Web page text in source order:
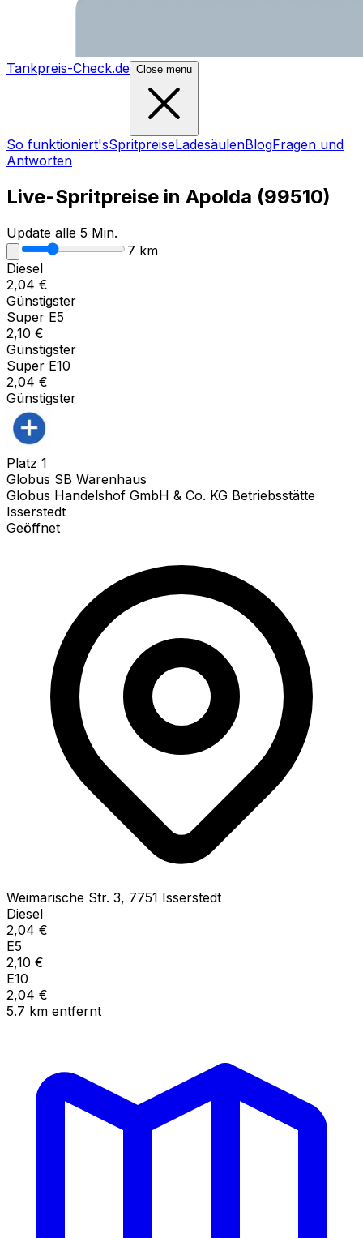
Tankpreis-Check.de Close menu
So funktioniert'sSpritpreiseLadesäulenBlogFragen und
Antworten
Live-Spritpreise in Apolda (99510)
Update alle 5 Min.
7 km
Diesel
2,04 €
Günstigster
Super E5
2,10 €
Günstigster
Super E10
2,04 €
Günstigster
Platz 1
Globus SB Warenhaus
Globus Handelshof GmbH & Co. KG Betriebsstätte
Isserstedt
Geöffnet
Weimarische Str. 3, 7751 Isserstedt
Diesel
2,04 €
E5
2,10 €
E10
2,04 €
5.7 km entfernt